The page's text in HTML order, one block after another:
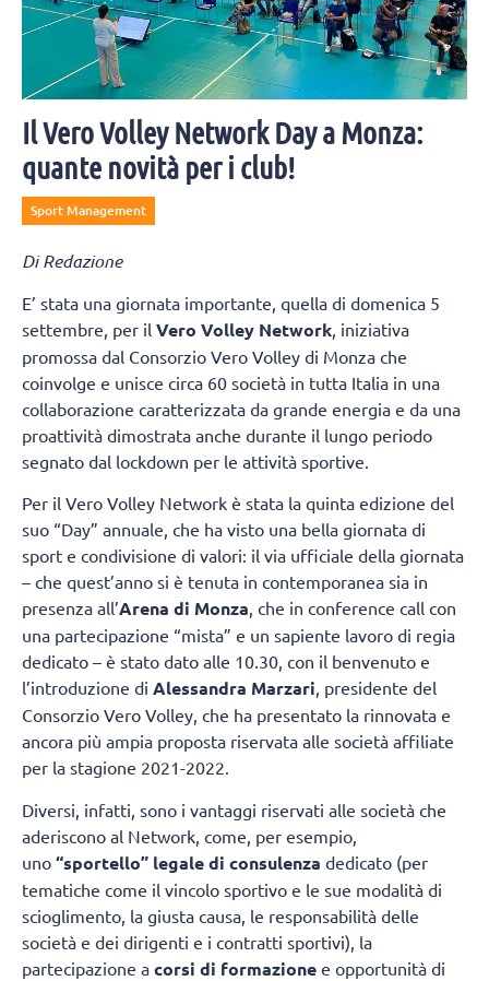
Il Vero Volley Network Day a Monza:
quante novità per i club!
Sport Management
Di Redazione
E’ stata una giornata importante, quella di domenica 5
settembre, per il Vero Volley Network, iniziativa
promossa dal Consorzio Vero Volley di Monza che
coinvolge e unisce circa 60 società in tutta Italia in una
collaborazione caratterizzata da grande energia e da una
proattività dimostrata anche durante il lungo periodo
segnato dal lockdown per le attività sportive.
Per il Vero Volley Network è stata la quinta edizione del
suo “Day” annuale, che ha visto una bella giornata di
sport e condivisione di valori: il via ufficiale della giornata
– che quest’anno si è tenuta in contemporanea sia in
presenza all’Arena di Monza, che in conference call con
una partecipazione “mista” e un sapiente lavoro di regia
dedicato – è stato dato alle 10.30, con il benvenuto e
l’introduzione di Alessandra Marzari, presidente del
Consorzio Vero Volley, che ha presentato la rinnovata e
ancora più ampia proposta riservata alle società affiliate
per la stagione 2021-2022.
Diversi, infatti, sono i vantaggi riservati alle società che
aderiscono al Network, come, per esempio,
uno “sportello” legale di consulenza dedicato (per
tematiche come il vincolo sportivo e le sue modalità di
scioglimento, la giusta causa, le responsabilità delle
società e dei dirigenti e i contratti sportivi), la
partecipazione a corsi di formazione e opportunità di